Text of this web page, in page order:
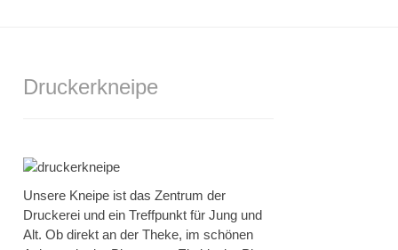
Druckerkneipe
Unsere Kneipe ist das Zentrum der
Druckerei und ein Treffpunkt für Jung und
Alt. Ob direkt an der Theke, im schönen